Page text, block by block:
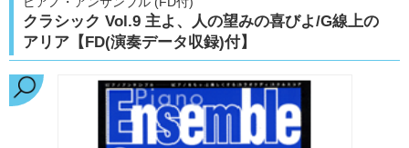
クラシック Vol.9 主よ、人の望みの喜びよ/G線上の
アリア【FD(演奏データ収録)付】